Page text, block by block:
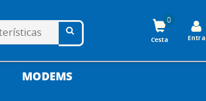
Cesta
0
Entra
MODEMS